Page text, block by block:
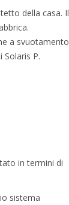
della casa. Il
a svuotamento
Solaris P.
in termini di
sistema